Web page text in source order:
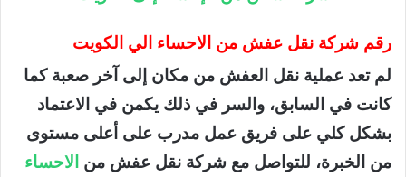
رقم شركة نقل عفش من الاحساء الي الكويت
لم تعد عملية نقل العفش من مكان إلى آخر صعبة كما
كانت في السابق، والسر في ذلك يكمن في الاعتماد
بشكل كلي على فريق عمل مدرب على أعلى مستوى
من الخبرة، للتواصل مع شركة نقل عفش من الاحساء